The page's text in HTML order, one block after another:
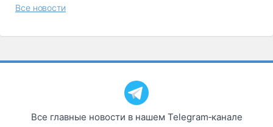
Все новости
Все главные новости в нашем Telegram‑канале